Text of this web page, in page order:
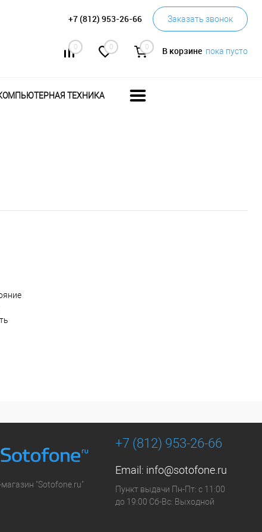
+7 (812) 953-26-66 Заказать звонок
0 0 0 В корзине пока пусто
ТЕХНИКА
"Sotofone.ru"
+7 (812) 953-26-66
Email: info@sotofone.ru
Пункт выдачи Пн-Пт: с 11:00
до 19:00 Сб-Вс: Выходной